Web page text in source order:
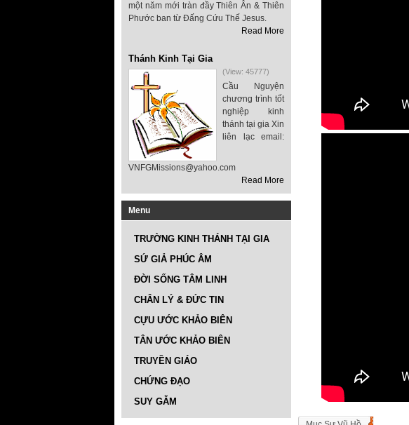
một năm mới tràn đầy Thiên Ân & Thiên
Phước ban từ Đấng Cứu Thế Jesus.
Read More
Thánh Kinh Tại Gia
(View: 45777)
Cầu Nguyện
chương trình tốt
nghiệp kinh
thánh tại gia Xin
liên lạc email:
VNFGMissions@yahoo.com
Read More
Menu
TRƯỜNG KINH THÁNH TẠI GIA
SỨ GIẢ PHÚC ÂM
ĐỜI SỐNG TÂM LINH
CHÂN LÝ & ĐỨC TIN
CỰU ƯỚC KHẢO BIÊN
TÂN ƯỚC KHẢO BIÊN
TRUYỀN GIÁO
CHỨNG ĐẠO
SUY GẪM